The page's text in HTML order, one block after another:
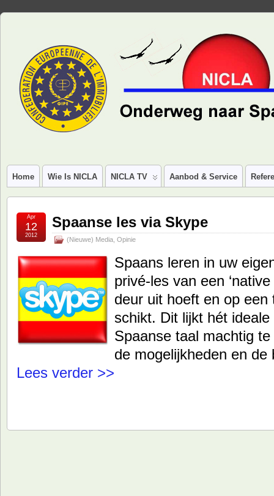
Home Wie Is NICLA NICLA TV Aanbod & Service
Spaanse les via Skype
(Nieuwe) Media Opinie
Apr
12
2012
Spaans leren in uw
privé-les van een
deur uit hoeft en op
schikt. Dit lijkt hét
Spaanse taal machtig
de mogelijkheden en
Lees verder >>